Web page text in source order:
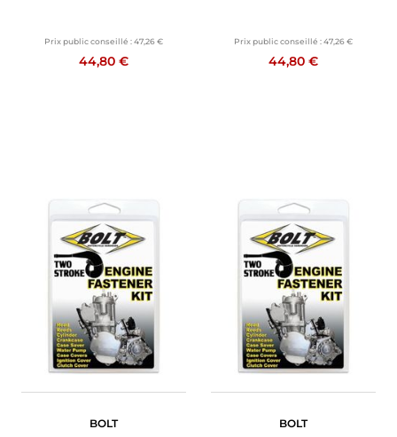
Prix public conseillé :47,26 €
44,80 €
Prix public conseillé :47,26 €
44,80 €
BOLT BOLT